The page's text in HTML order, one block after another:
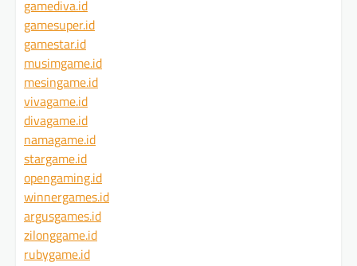
gamediva.id
gamesuper.id
gamestar.id
musimgame.id
mesingame.id
vivagame.id
divagame.id
namagame.id
stargame.id
opengaming.id
winnergames.id
argusgames.id
zilonggame.id
rubygame.id